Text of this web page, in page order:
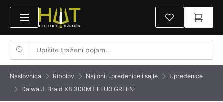
Naslovnica Ribolov Najloni, upredenice i sajle
Upredenice
Daiwa J-Braid X8 300MT FLUO GREEN